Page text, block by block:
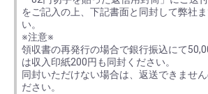
をご記入の上、下記書面と同封して弊社
い。
※注意※
領収書の再発行の場合で銀行振込にて
は収入印紙200円も同封ください。
同封いただけない場合は、返送できませ
ださい。